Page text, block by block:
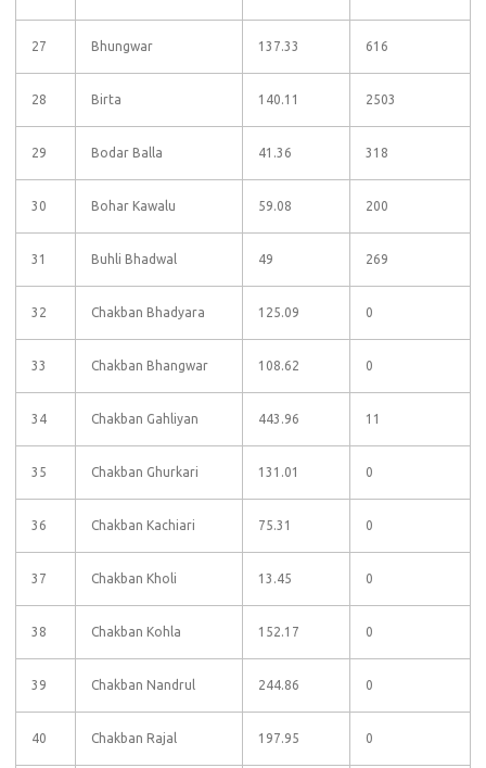
27 Bhungwar 137.33 616
28 Birta 140.11 2503
29 Bodar Balla 41.36 318
30 Bohar Kawalu 59.08 200
31 Buhli Bhadwal 49 269
32 Chakban Bhadyara 125.09 0
33 Chakban Bhangwar 108.62 0
34 Chakban Gahliyan 443.96 11
35 Chakban Ghurkari 131.01 0
36 Chakban Kachiari 75.31 0
37 Chakban Kholi 13.45 0
38 Chakban Kohla 152.17 0
39 Chakban Nandrul 244.86 0
40 Chakban Rajal 197.95 0